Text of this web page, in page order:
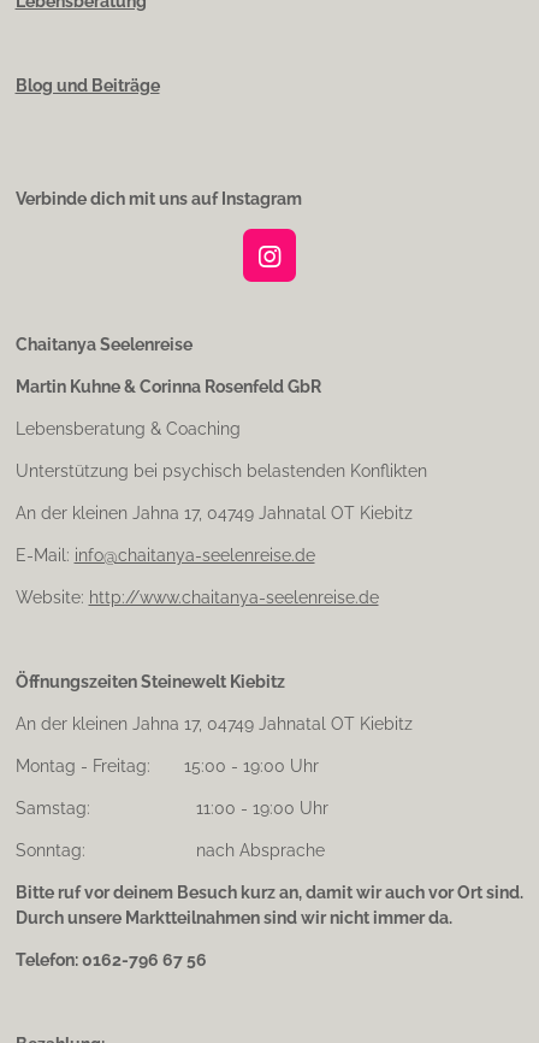
Blog und Beiträge
Verbinde dich mit uns auf Instagram
I
g
m
Chaitanya Seelenreise
Martin Kuhne & Corinna Rosenfeld GbR
Lebensberatung & Coaching
Unterstützung bei psychisch belastenden Konflikten
An der kleinen Jahna 17, 04749 Jahnatal OT Kiebitz
E-Mail: info@chaitanya-seelenreise.de
Website: http://www.chaitanya-seelenreise.de
Öffnungszeiten Steinewelt Kiebitz
An der kleinen Jahna 17, 04749 Jahnatal OT Kiebitz
Montag - Freitag: 15:00 - 19:00 Uhr
Samstag: 11:00 - 19:00 Uhr
Sonntag: nach Absprache
Bitte ruf vor deinem Besuch kurz an, damit wir auch vor Ort sind.
Durch unsere Marktteilnahmen sind wir nicht immer da.
Telefon: 0162-796 67 56